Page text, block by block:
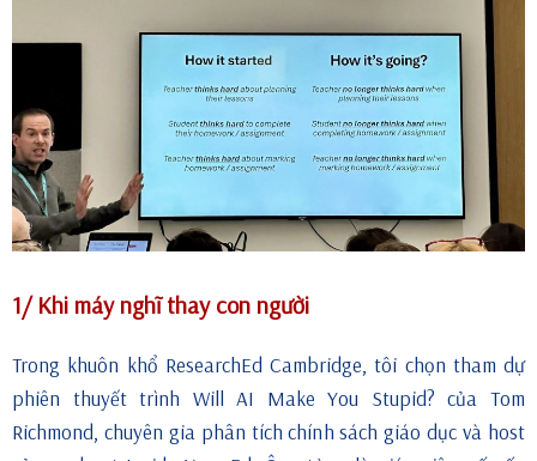
1/ Khi máy nghĩ thay con người
Trong khuôn khổ ResearchEd Cambridge, tôi chọn tham dự
phiên thuyết trình Will AI Make You Stupid? của Tom
Richmond, chuyên gia phân tích chính sách giáo dục và host